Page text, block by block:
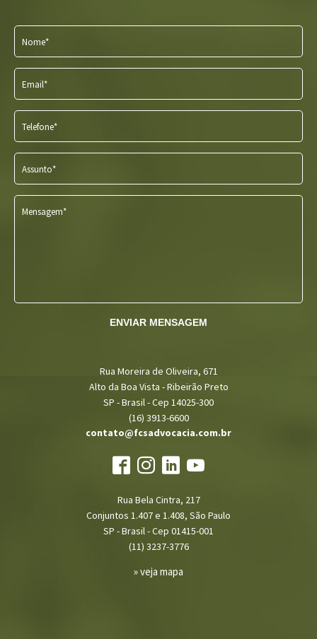
Rua Moreira de Oliveira, 671
Alto da Boa Vista - Ribeirão Preto
SP - Brasil - Cep 14025-300
(16) 3913-6600
contato@fcsadvocacia.com.br
Rua Bela Cintra, 217
Conjuntos 1.407 e 1.408, São Paulo
SP - Brasil - Cep 01415-001
(11) 3237-3776
» veja mapa
Nome*
Email*
Telefone*
Assunto*
Mensagem*
ENVIAR MENSAGEM